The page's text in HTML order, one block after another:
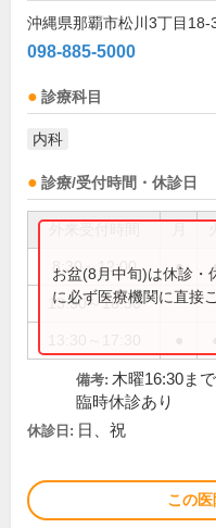
沖縄県那覇市松川3丁目18-
098-885-5000
診療科目
内科
診療/受付時間・休診日
8:30～12:00 ●
13:30～16:30
お盆(8月中旬)は休診・
に必ず医療機関に直接
備考: 木曜16:30ま
臨時休診あり
休診日: 日、祝
この